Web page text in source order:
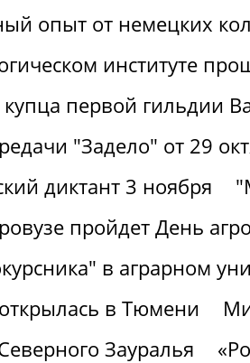
опыт от немецких
институте
первой гильдии
"Задело" от 29
диктант 3 ноября
пройдет День
в аграрном
в Тюмени
Зауралья